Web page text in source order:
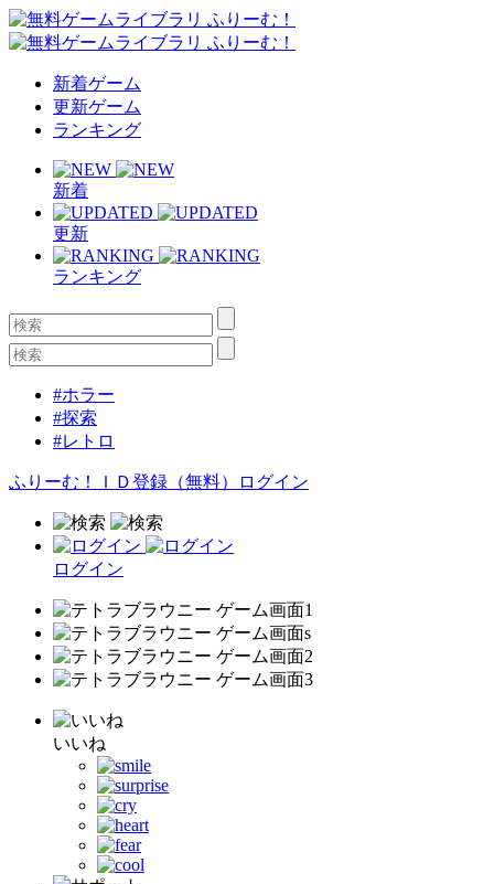
新着ゲーム
更新ゲーム
ランキング
新着
更新
ランキング
#ホラー
#探索
#レトロ
ふりーむ！ＩＤ登録（無料） ログイン
ログイン
いいね